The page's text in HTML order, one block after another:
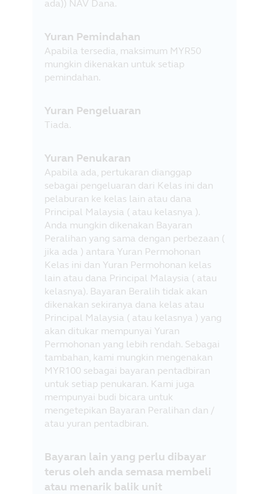
ada)) NAV Dana.
Yuran Pemindahan
Apabila tersedia, maksimum MYR50
mungkin dikenakan untuk setiap
pemindahan.
Yuran Pengeluaran
Tiada.
Yuran Penukaran
Apabila ada, pertukaran dianggap
sebagai pengeluaran dari Kelas ini dan
pelaburan ke kelas lain atau dana
Principal Malaysia ( atau kelasnya ).
Anda mungkin dikenakan Bayaran
Peralihan yang sama dengan perbezaan (
jika ada ) antara Yuran Permohonan
Kelas ini dan Yuran Permohonan kelas
lain atau dana Principal Malaysia ( atau
kelasnya). Bayaran Beralih tidak akan
dikenakan sekiranya dana kelas atau
Principal Malaysia ( atau kelasnya ) yang
akan ditukar mempunyai Yuran
Permohonan yang lebih rendah. Sebagai
tambahan, kami mungkin mengenakan
MYR100 sebagai bayaran pentadbiran
untuk setiap penukaran. Kami juga
mempunyai budi bicara untuk
mengetepikan Bayaran Peralihan dan /
atau yuran pentadbiran.
Bayaran lain yang perlu dibayar
terus oleh anda semasa membeli
atau menarik balik unit